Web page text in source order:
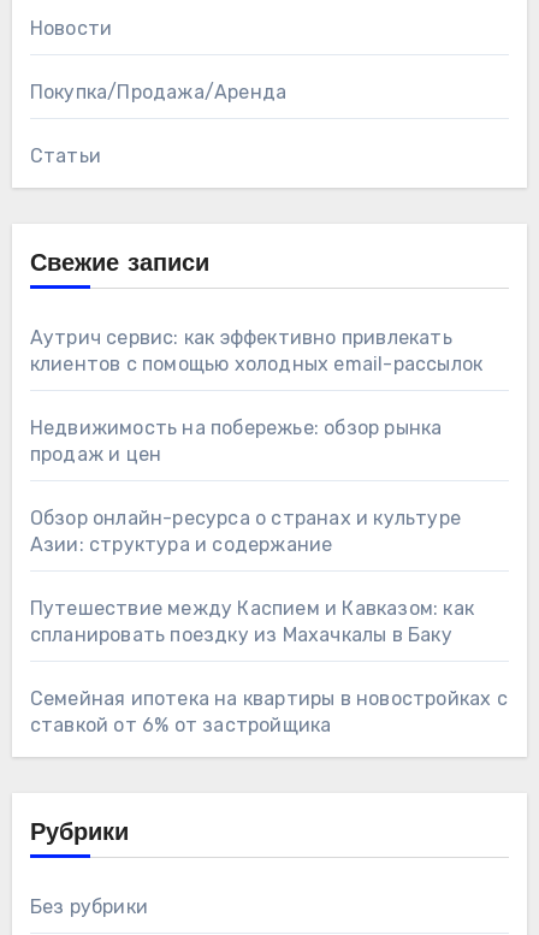
Новости
Покупка/Продажа/Аренда
Статьи
Свежие записи
Аутрич сервис: как эффективно привлекать
клиентов с помощью холодных email-рассылок
Недвижимость на побережье: обзор рынка
продаж и цен
Обзор онлайн-ресурса о странах и культуре
Азии: структура и содержание
Путешествие между Каспием и Кавказом: как
спланировать поездку из Махачкалы в Баку
Семейная ипотека на квартиры в новостройках с
ставкой от 6% от застройщика
Рубрики
Без рубрики